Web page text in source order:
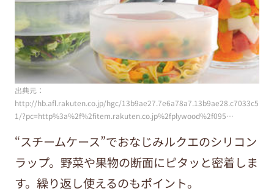
出典元：
http://hb.afl.rakuten.co.jp/hgc/13b9ae27.7e6a78a7.13b9ae28.c7033c5
1/?pc=http%3a%2f%2fitem.rakuten.co.jp%2fplywood%2f095…
“スチームケース”でおなじみルクエのシリコン
ラップ。野菜や果物の断面にピタッと密着しま
す。繰り返し使えるのもポイント。